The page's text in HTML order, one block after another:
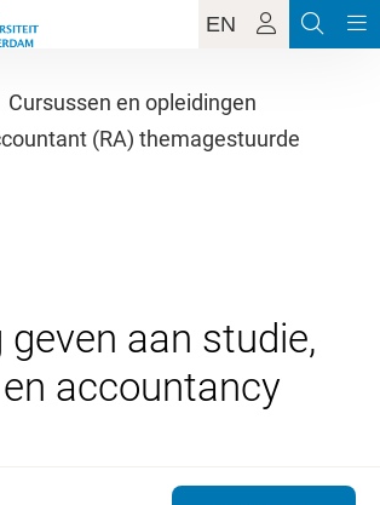
EN
Cursussen en opleidingen
(RA) themagestuurde
geven aan studie,